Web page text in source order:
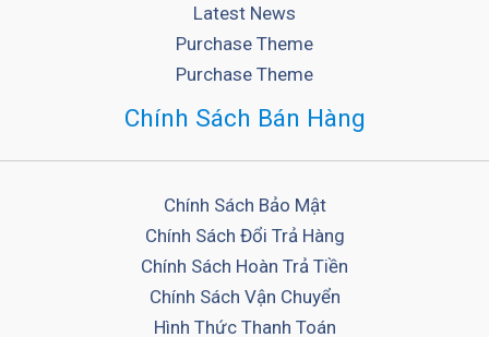
Latest News
Purchase Theme
Purchase Theme
Chính Sách Bán Hàng
Chính Sách Bảo Mật
Chính Sách Đổi Trả Hàng
Chính Sách Hoàn Trả Tiền
Chính Sách Vận Chuyển
Hình Thức Thanh Toán